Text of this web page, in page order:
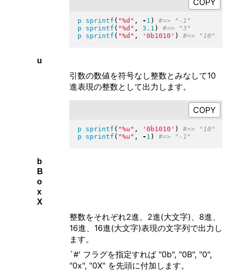
p sprintf ( "%d " , - 1 )
p
sprintf ( "%d " , 3.1 )
p
sprintf ( "%d " , '0b1010' )
u
引数の数値を符号なし整数とみなして10
進表現の整数として出力します。
p sprintf ( "%u " , '0b1010' )
p
sprintf ( "%u " , - 1 )
b
B
o
x
X
整数をそれぞれ2進、2進(大文字)、8進、
16進、16進(大文字)表現の文字列で出力し
ます。
`#' フラグを指定すれば "0b", "0B", "0",
"0x", "0X" を先頭に付加します。